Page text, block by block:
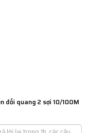
đổi quang 2 sợi 10/100M